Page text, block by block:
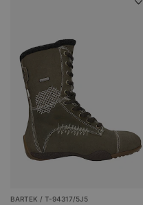
BARTEK / T-94317/5J5